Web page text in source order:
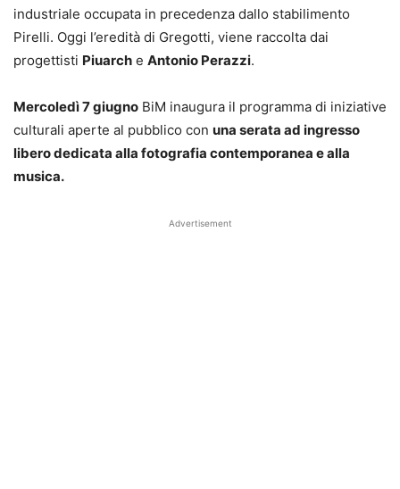
industriale occupata in precedenza dallo stabilimento
Pirelli. Oggi l’eredità di Gregotti, viene raccolta dai
progettisti Piuarch e Antonio Perazzi.
Mercoledì 7 giugno BiM inaugura il programma di iniziative
culturali aperte al pubblico con una serata ad ingresso
libero dedicata alla fotografia contemporanea e alla
musica.
Advertisement